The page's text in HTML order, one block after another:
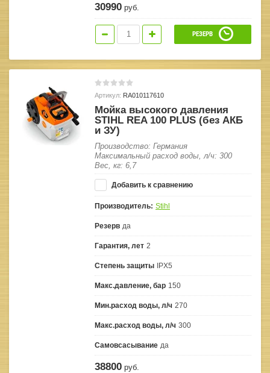
30990 руб.
РЕЗЕРВ
Артикул: RA010117610
Мойка высокого давления
STIHL REA 100 PLUS (без АКБ
и ЗУ)
Производство: Германия
Максимальный расход воды, л/ч: 300
Вес, кг: 6,7
Добавить к сравнению
Производитель: Stihl
Резерв да
Гарантия, лет 2
Степень защиты IPX5
Макс.давление, бар 150
Мин.расход воды, л/ч 270
Макс.расход воды, л/ч 300
Самовсасывание да
38800 руб.